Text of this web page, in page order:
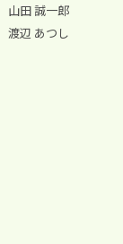
山田 誠一郎
渡辺 あつし